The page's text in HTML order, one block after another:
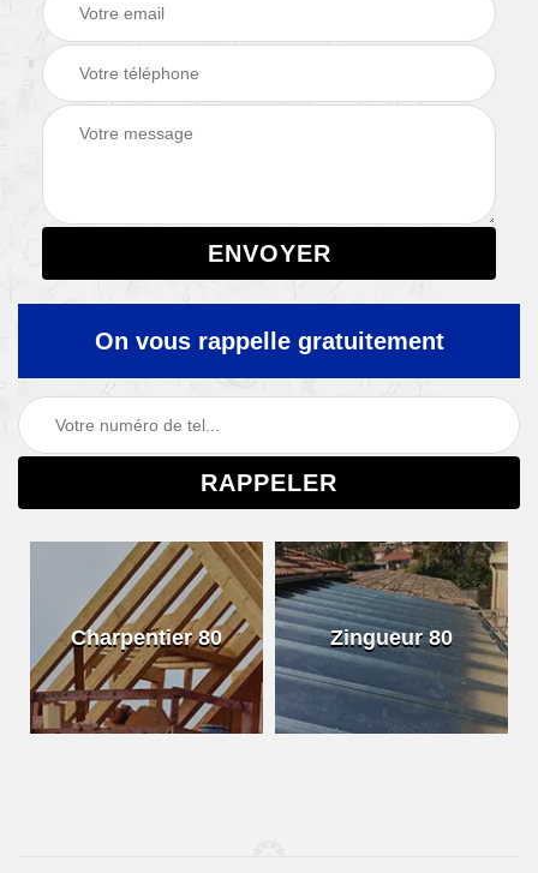
On vous rappelle gratuitement
Charpentier 80 Zingueur 80